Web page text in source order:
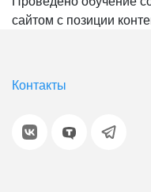
сайтом с позиции
Контакты